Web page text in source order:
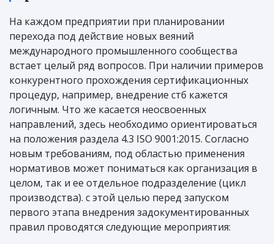
На каждом предприятии при планировании
перехода под действие новых веяний
международного промышленного сообщества
встает целый ряд вопросов. При наличии примеров
конкурентного прохождения сертификационных
процедур, например, внедрение стб кажется
логичным. Что же касается неосвоенных
направлений, здесь необходимо ориентироваться
на положения раздела 4.3 ISO 9001:2015. Согласно
новым требованиям, под областью применения
нормативов может пониматься как организация в
целом, так и ее отдельное подразделение (цикл
производства). с этой целью перед запуском
первого этапа внедрения задокументированных
правил проводятся следующие мероприятия: